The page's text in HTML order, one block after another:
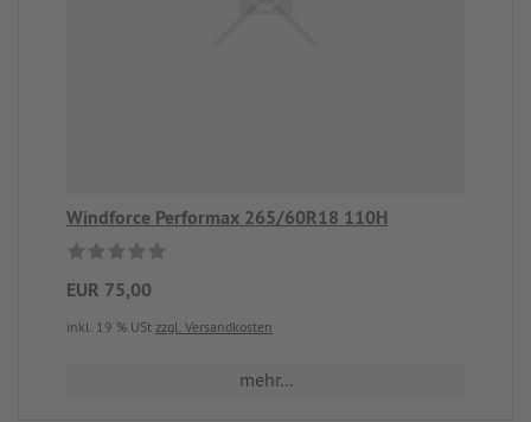
Windforce Performax 265/60R18 110H
EUR 75,00
inkl. 19 % USt zzgl. Versandkosten
mehr...